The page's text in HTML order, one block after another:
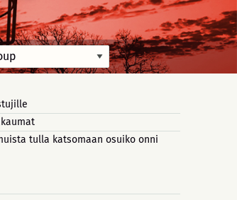
tulla katsomaan osuiko onni